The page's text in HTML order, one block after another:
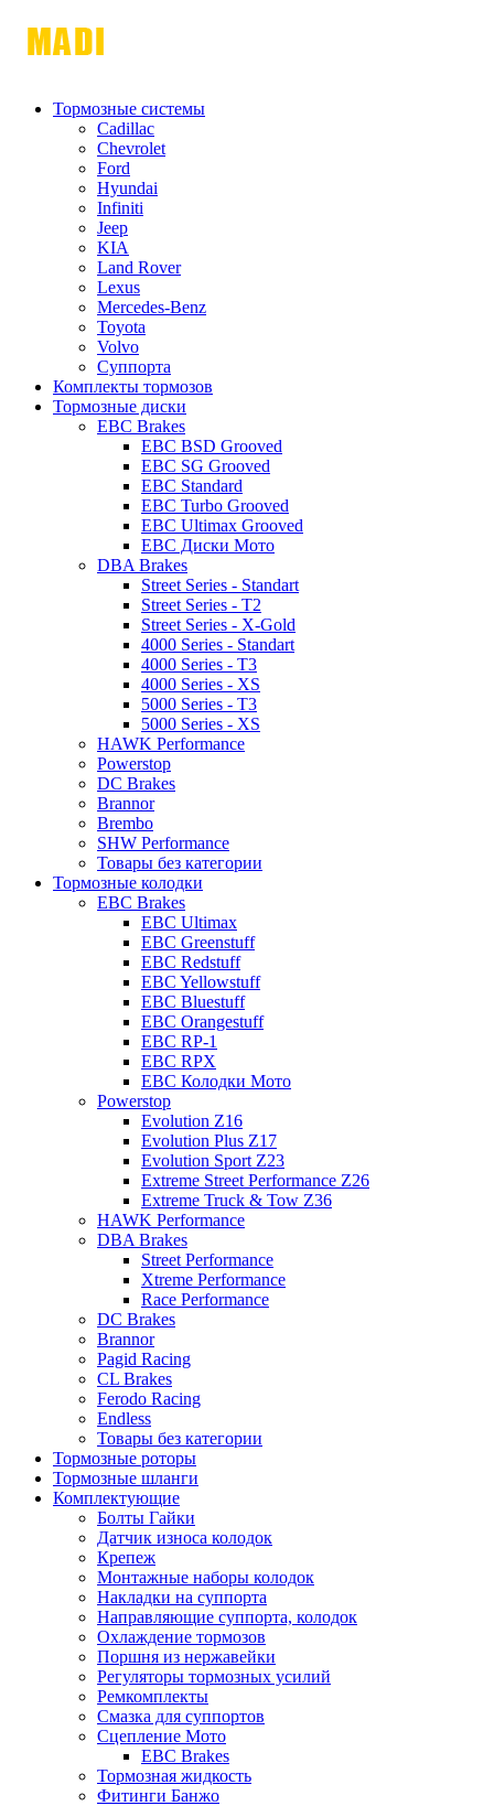
Тормозные системы
Cadillac
Chevrolet
Ford
Hyundai
Infiniti
Jeep
KIA
Land Rover
Lexus
Mercedes-Benz
Toyota
Volvo
Суппорта
Комплекты тормозов
Тормозные диски
EBC Brakes
EBC BSD Grooved
EBC SG Grooved
EBC Standard
EBC Turbo Grooved
EBC Ultimax Grooved
EBC Диски Мото
DBA Brakes
Street Series - Standart
Street Series - T2
Street Series - X-Gold
4000 Series - Standart
4000 Series - T3
4000 Series - XS
5000 Series - T3
5000 Series - XS
HAWK Performance
Powerstop
DC Brakes
Brannor
Brembo
SHW Performance
Товары без категории
Тормозные колодки
EBC Brakes
EBC Ultimax
EBC Greenstuff
EBC Redstuff
EBC Yellowstuff
EBC Bluestuff
EBC Orangestuff
EBC RP-1
EBC RPX
EBC Колодки Мото
Powerstop
Evolution Z16
Evolution Plus Z17
Evolution Sport Z23
Extreme Street Performance Z26
Extreme Truck & Tow Z36
HAWK Performance
DBA Brakes
Street Performance
Xtreme Performance
Race Performance
DC Brakes
Brannor
Pagid Racing
CL Brakes
Ferodo Racing
Endless
Товары без категории
Тормозные роторы
Тормозные шланги
Комплектующие
Болты Гайки
Датчик износа колодок
Крепеж
Монтажные наборы колодок
Накладки на суппорта
Направляющие суппорта, колодок
Охлаждение тормозов
Поршня из нержавейки
Регуляторы тормозных усилий
Ремкомплекты
Смазка для суппортов
Сцепление Мото
EBC Brakes
Тормозная жидкость
Фитинги Банжо